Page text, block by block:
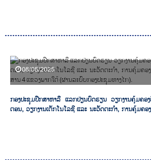
08/05/2025
ກອງປະຊຸມປືກສາຫາລື ແລກປ່ຽນບົດຮຽນ ວຽກງານຄຸ້ມຄອ
ຕອນ, ວຽກງານເຕັກໂນໂລຊີ ແລະ ນະວັດຕະກໍາ, ການຄຸ້ມຄອ